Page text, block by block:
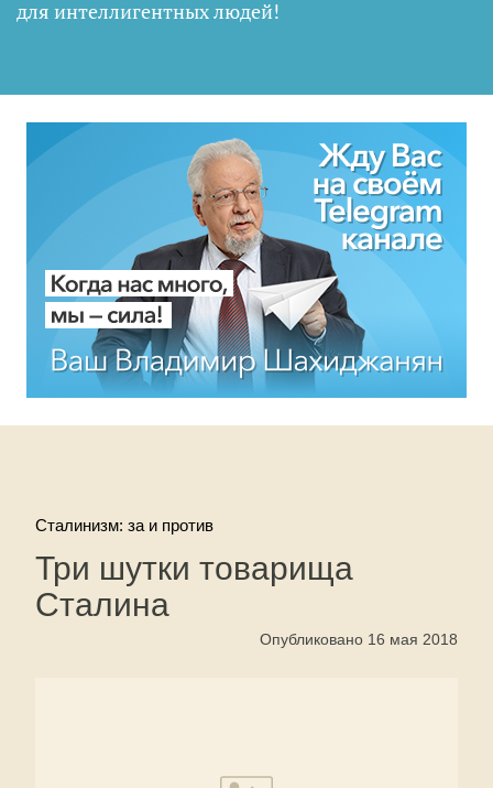
для интеллигентных людей!
Сталинизм: за и против
Три шутки товарища
Сталина
Опубликовано 16 мая 2018